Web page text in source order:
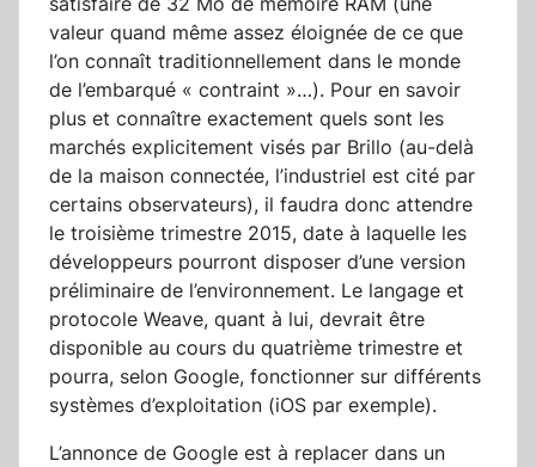
valeur quand même assez éloignée de ce que
l’on connaît traditionnellement dans le monde
de l’embarqué « contraint »…). Pour en savoir
plus et connaître exactement quels sont les
marchés explicitement visés par Brillo (au-delà
de la maison connectée, l’industriel est cité par
certains observateurs), il faudra donc attendre
le troisième trimestre 2015, date à laquelle les
développeurs pourront disposer d’une version
préliminaire de l’environnement. Le langage et
protocole Weave, quant à lui, devrait être
disponible au cours du quatrième trimestre et
pourra, selon Google, fonctionner sur différents
systèmes d’exploitation (iOS par exemple).
L’annonce de Google est à replacer dans un